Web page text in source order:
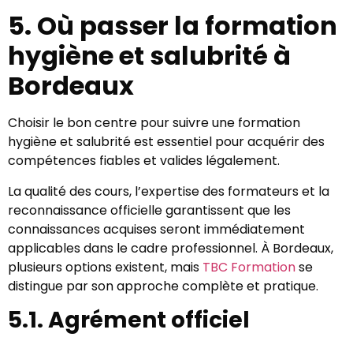
5. Où passer la formation
hygiène et salubrité à
Bordeaux
Choisir le bon centre pour suivre une formation
hygiène et salubrité est essentiel pour acquérir des
compétences fiables et valides légalement.
La qualité des cours, l’expertise des formateurs et la
reconnaissance officielle garantissent que les
connaissances acquises seront immédiatement
applicables dans le cadre professionnel. À Bordeaux,
plusieurs options existent, mais TBC Formationse
distingue par son approche complète et pratique.
5.1. Agrément officiel